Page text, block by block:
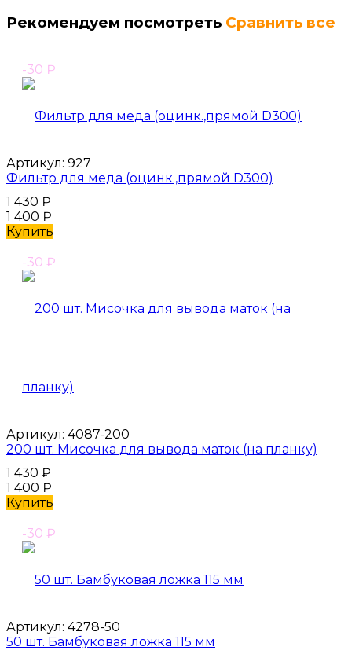
Рекомендуем посмотреть Сравнить все
-30 ₽
Артикул: 927
Фильтр для меда (оцинк.,прямой D300)
1 430 ₽
1 400 ₽
Купить
-30 ₽
Артикул: 4087-200
200 шт. Мисочка для вывода маток (на планку)
1 430 ₽
1 400 ₽
Купить
-30 ₽
Артикул: 4278-50
50 шт. Бамбуковая ложка 115 мм